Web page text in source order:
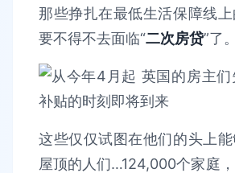
那些挣扎在最低生活保障线
要不得不去面临“二次房贷”了。
这些仅仅试图在他们的头上
屋顶的人们…124,000个家庭